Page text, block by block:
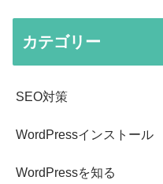
カテゴリー
SEO対策
WordPressインストール
WordPressを知る